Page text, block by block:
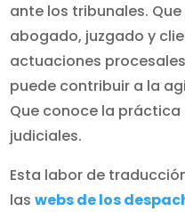
ante los tribunales.
abogado, juzgado y
actuaciones
puede contribuir a la
Que conoce la
judiciales.
Esta labor de
laswebs de los